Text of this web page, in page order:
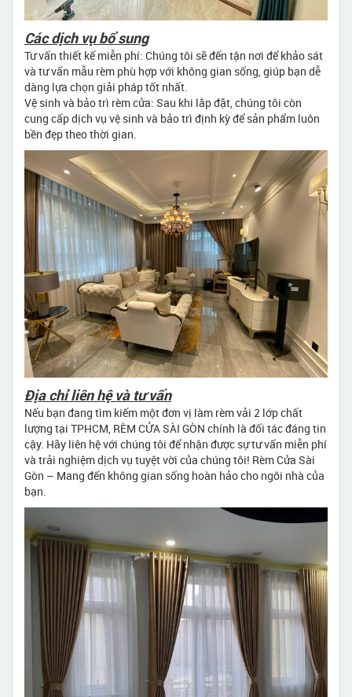
Các dịch vụ bổ sung
Tư vấn thiết kế miễn phí: Chúng tôi sẽ đến tận nơi để khảo sát
và tư vấn mẫu rèm phù hợp với không gian sống, giúp bạn dễ
dàng lựa chọn giải pháp tốt nhất.
Vệ sinh và bảo trì rèm cửa: Sau khi lắp đặt, chúng tôi còn
cung cấp dịch vụ vệ sinh và bảo trì định kỳ để sản phẩm luôn
bền đẹp theo thời gian.
Địa chỉ liên hệ và tư vấn
Nếu bạn đang tìm kiếm một đơn vị làm rèm vải 2 lớp chất
lượng tại TPHCM, RÈM CỬA SÀI GÒN chính là đối tác đáng tin
cậy. Hãy liên hệ với chúng tôi để nhận được sự tư vấn miễn phí
và trải nghiệm dịch vụ tuyệt vời của chúng tôi! Rèm Cửa Sài
Gòn – Mang đến không gian sống hoàn hảo cho ngôi nhà của
bạn.